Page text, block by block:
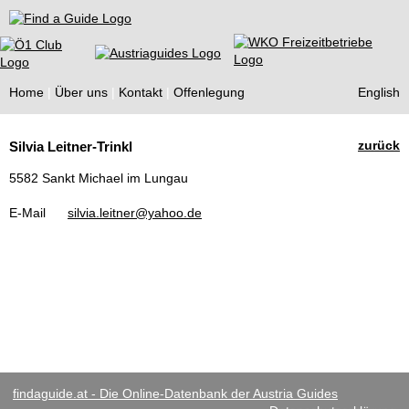
Find a Guide
Home Über uns Kontakt Offenlegung English
Guides
zurück
Silvia Leitner-Trinkl
5582 Sankt Michael im Lungau
E-Mail silvia.leitner@yahoo.de
findaguide.at - Die Online-Datenbank der Austria Guides